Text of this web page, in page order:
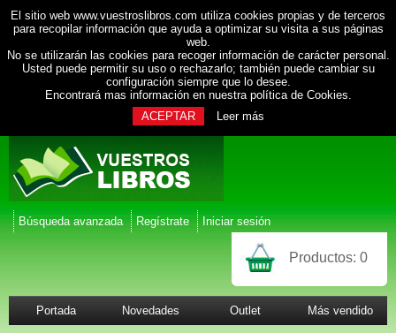
El sitio web www.vuestroslibros.com utiliza cookies propias y de terceros
para recopilar información que ayuda a optimizar su visita a sus páginas
web.
No se utilizarán las cookies para recoger información de carácter personal.
Usted puede permitir su uso o rechazarlo; también puede cambiar su
configuración siempre que lo desee.
Encontrará mas información en nuestra política de Cookies.
ACEPTAR
Leer más
Búsqueda avanzada Regístrate Iniciar sesión
Productos: 0
Portada Novedades Outlet Más vendido